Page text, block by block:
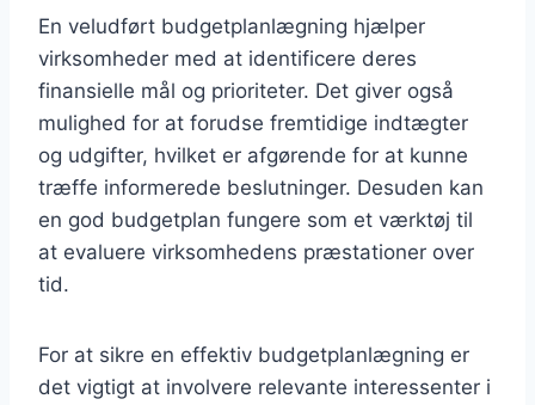
En veludført budgetplanlægning hjælper
virksomheder med at identificere deres
finansielle mål og prioriteter. Det giver også
mulighed for at forudse fremtidige indtægter
og udgifter, hvilket er afgørende for at kunne
træffe informerede beslutninger. Desuden kan
en god budgetplan fungere som et værktøj til
at evaluere virksomhedens præstationer over
tid.
For at sikre en effektiv budgetplanlægning er
det vigtigt at involvere relevante interessenter i